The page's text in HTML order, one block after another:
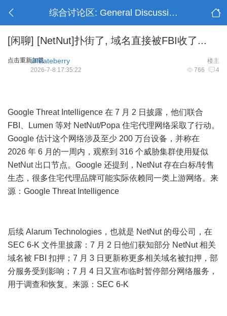
综合讨论区: General Discussion
[闲聊] [NetNut]扑街了, 域名直接被FBI收了...
点击重新加载 楼主
affiliateberry
766 4
2026-7-8 17:35:22
Google Threat Intelligence 在 7 月 2 日披露，他们联合
FBI、Lumen 等对 NetNut/Popa 住宅代理网络采取了行动。
Google 估计这个网络涉及至少 200 万台设备，并称在
2026 年 6 月的一周内，观察到 316 个威胁集群使用疑似
NetNut 出口节点。Google 还提到，NetNut 存在白标/转售
生态，很多住宅代理品牌可能实际依赖同一类上游网络。来
源： Google Threat Intelligence
后续 Alarum Technologies，也就是 NetNut 的母公司，在
SEC 6-K 文件里披露：7 月 2 日他们获知部分 NetNut 相关
域名被 FBI 扣押；7 月 3 日更新称更多相关域名被扣押，部
分服务受到影响；7 月 4 日又宣布临时暂停部分网络服务，
用于调查和恢复。来源： SEC 6-K